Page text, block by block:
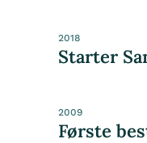
2018
Starter
2009
Første